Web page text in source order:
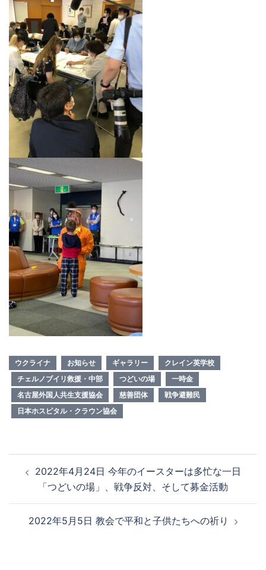
ウクライナ お知らせ ギャラリー
クレイン英学校
チェルノブイリ救援・中部
つどいの場
一時金
名古屋外国人共生支援協会
慈善団体
戦争避難民
日本ホスピタル・クラウン協会
2022年4月24日 今年のイースターは多忙な一日
「つどいの場」、戦争反対、そして募金活動
2022年5月5日 教会で平和と子供たちへの祈り